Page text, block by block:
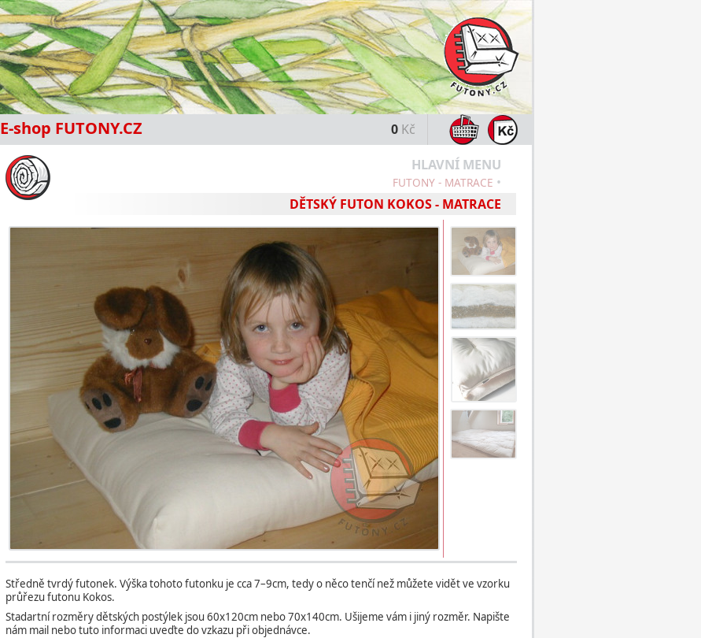
E-shop FUTONY.CZ 0Kč
HLAVNÍ MENU
FUTONY - MATRACE •
DĚTSKÝ FUTON KOKOS - MATRACE
Středně tvrdý futonek. Výška tohoto futonku je cca 7–9cm, tedy o něco tenčí než můžete vidět ve vzorku
průřezu futonu Kokos.
Stadartní rozměry dětských postýlek jsou 60x120cm nebo 70x140cm. Ušijeme vám i jiný rozměr. Napište
nám mail nebo tuto informaci uveďte do vzkazu při objednávce.